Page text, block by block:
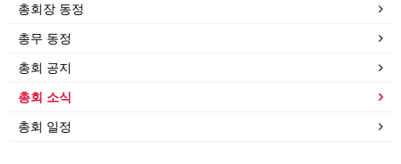
총회장 동정
총무 동정
총회 공지
총회 소식
총회 일정